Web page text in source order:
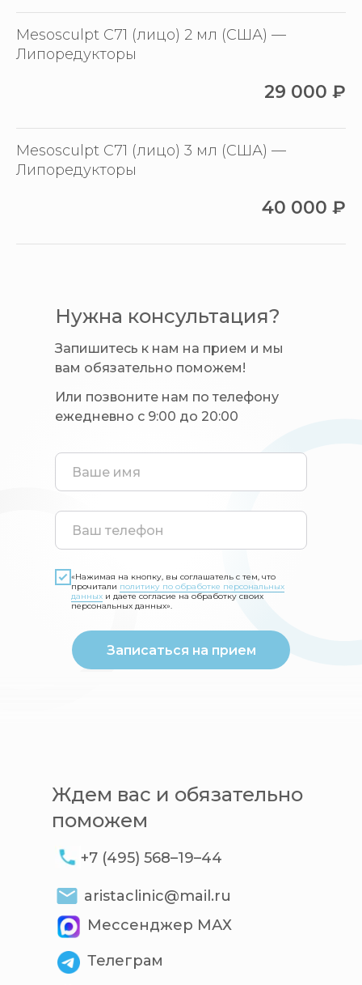
Mesosculpt C71 (лицо) 2 мл (США) —
Липоредукторы
29 000 ₽
Mesosculpt C71 (лицо) 3 мл (США) —
Липоредукторы
40 000 ₽
Нужна консультация?
Запишитесь к нам на прием и мы
вам обязательно поможем!
Или позвоните нам по телефону
ежедневно с 9:00 до 20:00
«Нажимая на кнопку, вы соглашатель с тем, что
прочитали политику по обработке персональных
данных и даете согласие на обработку своих
персональных данных».
Записаться на прием
aristaclinic@mail.ru
Мессенджер МАХ
Телеграм
+7 (495) 568–19–44
Ждем вас и обязательно
поможем